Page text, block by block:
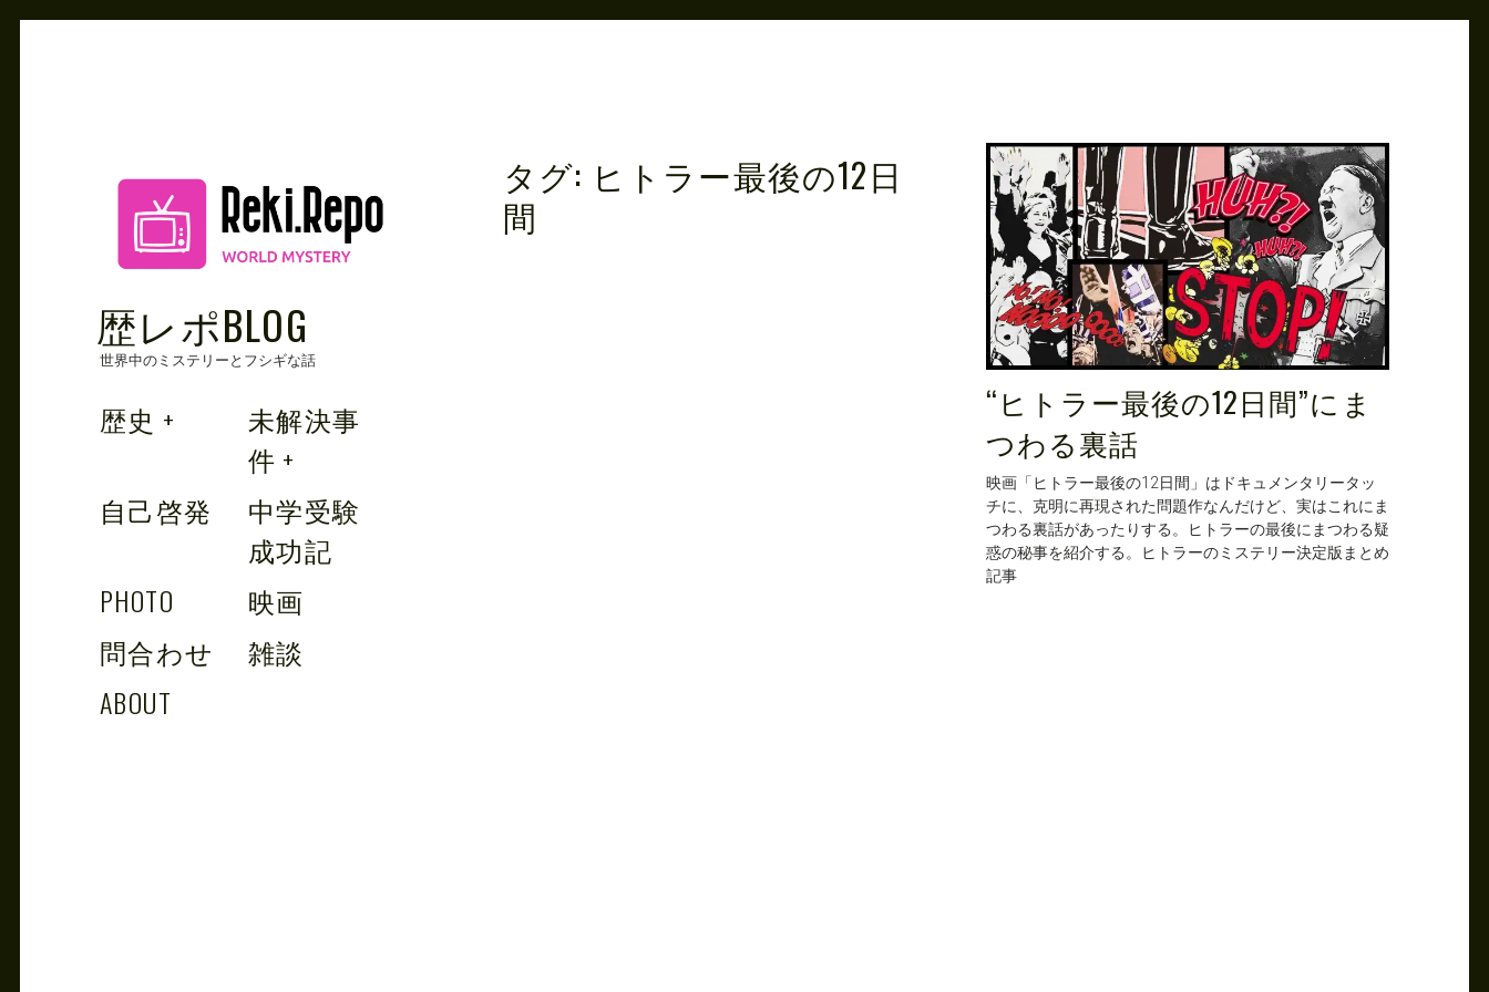
歴レポBLOG
世界中のミステリーとフシギな話
歴史
未解決事
件
自己啓発
中学受験
成功記
PHOTO
映画
問合わせ
雑談
ABOUT
タグ: ヒトラー最後の12日
間
“ヒトラー最後の12日間”にま
つわる裏話
映画「ヒトラー最後の12日間」はドキュメンタリータッ
チに、克明に再現された問題作なんだけど、実はこれにま
つわる裏話があったりする。ヒトラーの最後にまつわる疑
惑の秘事を紹介する。ヒトラーのミステリー決定版まとめ
記事